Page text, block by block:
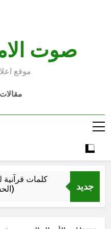
صوت
موقع
جديد
كلمات قرآنية
الحسين: تسقي، آثر (ح 11)